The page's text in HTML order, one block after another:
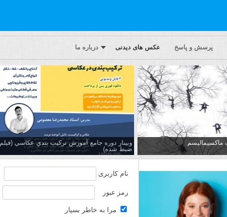
پرسش و پاسخ عکس های دیدنی درباره ما
وبینار دوره جامع آموزش تركيب بندي عكاسي (فیلم
ضبط شده)
نام کاربری
رمز عبور
مرا به خاطر بسپار